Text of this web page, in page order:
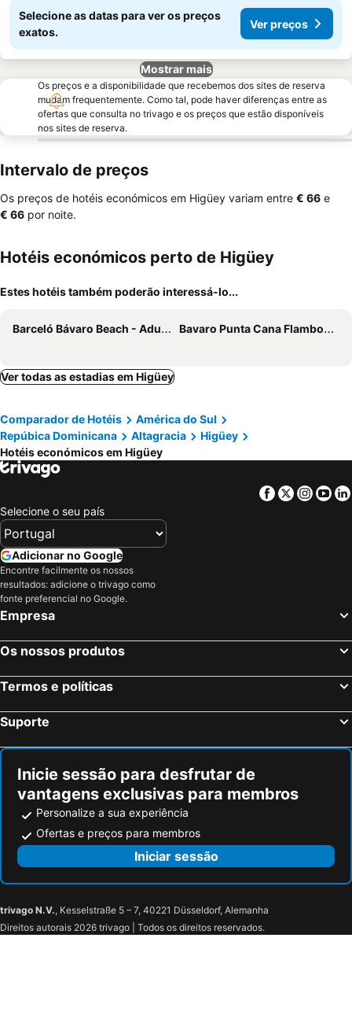
Selecione as datas para ver os preços
exatos.
Ver preços
Mostrar mais
Os preços e a disponibilidade que recebemos dos sites de reserva
mudam frequentemente. Como tal, pode haver diferenças entre as
ofertas que consulta no trivago e os preços que estão disponíveis
nos sites de reserva.
Intervalo de preços
Os preços de hotéis económicos em Higüey variam entre ‎€ 66 e
‎€ 66 por noite.
Hotéis económicos perto de Higüey
Estes hotéis também poderão interessá-lo...
Barceló Bávaro Beach - Adults only - All Inclusive Bavaro Punta Cana Flamboyan
Ver todas as estadias em Higüey
Comparador de Hotéis
América do Sul
Repúbica Dominicana
Altagracia
Higüey
Hotéis económicos em Higüey
Facebook
Twitter
Selecione o seu país
Adicionar no Google
Encontre facilmente os nossos
resultados: adicione o trivago como
fonte preferencial no Google.
Empresa
Os nossos produtos
Termos e políticas
Suporte
Inicie sessão para desfrutar de
vantagens exclusivas para membros
Personalize a sua experiência
Ofertas e preços para membros
Iniciar sessão
trivago N.V., Kesselstraße 5 – 7, 40221 Düsseldorf, Alemanha
Direitos autorais 2026 trivago | Todos os direitos reservados.